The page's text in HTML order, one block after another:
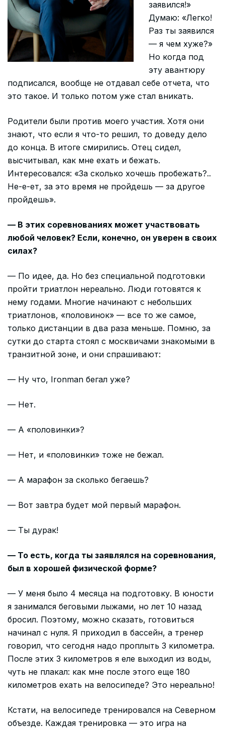
заявился!»
Думаю: «Легко!
Раз ты заявился
— я чем хуже?»
Но когда под
эту авантюру
подписался, вообще не отдавал себе отчета, что
это такое. И только потом уже стал вникать.
Родители были против моего участия. Хотя они
знают, что если я что-то решил, то доведу дело
до конца. В итоге смирились. Отец сидел,
высчитывал, как мне ехать и бежать.
Интересовался: «За сколько хочешь пробежать?..
Не-е-ет, за это время не пройдешь — за другое
пройдешь».
— В этих соревнованиях может участвовать
любой человек? Если, конечно, он уверен в своих
силах?
— По идее, да. Но без специальной подготовки
пройти триатлон нереально. Люди готовятся к
нему годами. Многие начинают с небольших
триатлонов, «половинок» — все то же самое,
только дистанции в два раза меньше. Помню, за
сутки до старта стоял с москвичами знакомыми в
транзитной зоне, и они спрашивают:
— Ну что, Ironman бегал уже?
— Нет.
— А «половинки»?
— Нет, и «половинки» тоже не бежал.
— А марафон за сколько бегаешь?
— Вот завтра будет мой первый марафон.
— Ты дурак!
— То есть, когда ты заявлялся на соревнования,
был в хорошей физической форме?
— У меня было 4 месяца на подготовку. В юности
я занимался беговыми лыжами, но лет 10 назад
бросил. Поэтому, можно сказать, готовиться
начинал с нуля. Я приходил в бассейн, а тренер
говорил, что сегодня надо проплыть 3 километра.
После этих 3 километров я еле выходил из воды,
чуть не плакал: как мне после этого еще 180
километров ехать на велосипеде? Это нереально!
Кстати, на велосипеде тренировался на Северном
объезде. Каждая тренировка — это игра на